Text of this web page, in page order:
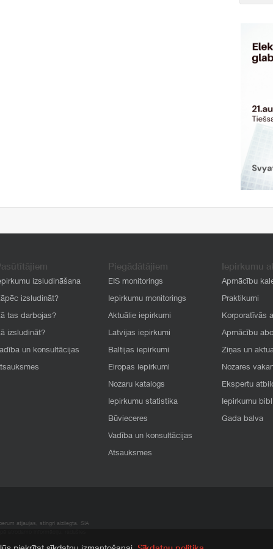
izsludināšana
izsludināt?
tas darbojas?
izsludināt?
un konsultācijas
Piegādātājiem
EIS monitorings
Iepirkumu monitorings
Aktuālie iepirkumi
Latvijas iepirkumi
Baltijas iepirkumi
Eiropas iepirkumi
Nozaru katalogs
Iepirkumu statistika
Būvieceres
Vadība un konsultācijas
Atsauksmes
Iepirkumu
Apmācību
Praktikumi
Korporatīvās
Apmācību
Ziņas un
Nozares
Ekspertu
Iepirkumu
Gada balva
atļaujas, stingri aizliegta. SIA